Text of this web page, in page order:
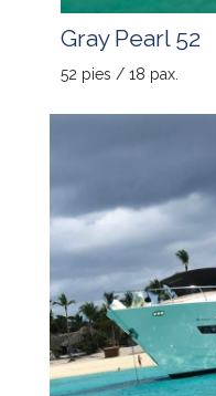
Gray Pearl 52
52 pies / 18 pax.